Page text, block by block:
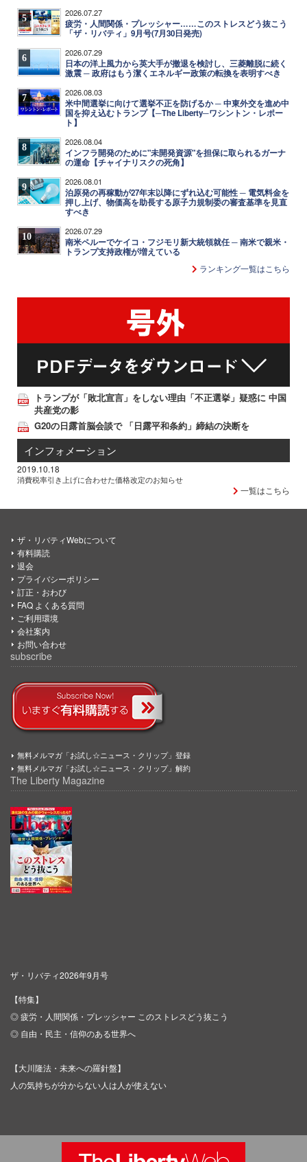
5 2026.07.27
疲労・人間関係・プレッシャー……このストレスどう抜こう
「ザ・リバティ」9月号(7月30日発売)
6 2026.07.29
日本の洋上風力から英大手が撤退を検討し、三菱離脱に続く
激震 ─ 政府はもう潔くエネルギー政策の転換を表明すべき
7 2026.08.03
米中間選挙に向けて選挙不正を防げるか ─ 中東外交を進め中
国を抑え込むトランプ【─The Liberty─ワシントン・レポー
ト】
8 2026.08.04
インフラ開発のために"未開発資源"を担保に取られるガーナ
の運命【チャイナリスクの死角】
9 2026.08.01
泊原発の再稼動が27年末以降にずれ込む可能性 ─ 電気料金を
押し上げ、物価高を助長する原子力規制委の審査基準を見直
すべき
10 2026.07.29
南米ペルーでケイコ・フジモリ新大統領就任 ─ 南米で親米・
トランプ支持政権が増えている
ランキング一覧はこちら
トランプが「敗北宣言」をしない理由「不正選挙」疑惑に 中国
共産党の影
G20の日露首脳会談で 「日露平和条約」締結の決断を
インフォメーション
2019.10.18
消費税率引き上げに合わせた価格改定のお知らせ
一覧はこちら
ザ・リバティWebについて
有料購読
退会
プライバシーポリシー
訂正・おわび
FAQ よくある質問
ご利用環境
会社案内
お問い合わせ
subscribe
無料メルマガ「お試し☆ニュース・クリップ」登録
無料メルマガ「お試し☆ニュース・クリップ」解約
The Liberty Magazine
ザ・リバティ2026年9月号
【特集】
◎ 疲労・人間関係・プレッシャー このストレスどう抜こう
◎ 自由・民主・信仰のある世界へ
【大川隆法・未来への羅針盤】
人の気持ちが分からない人は人が使えない